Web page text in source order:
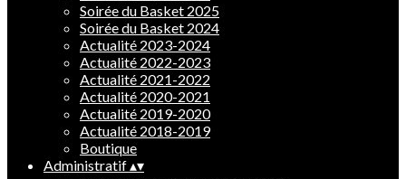
Soirée du Basket 2025
Soirée du Basket 2024
Actualité 2023-2024
Actualité 2022-2023
Actualité 2021-2022
Actualité 2020-2021
Actualité 2019-2020
Actualité 2018-2019
Boutique
Administratif▴▾